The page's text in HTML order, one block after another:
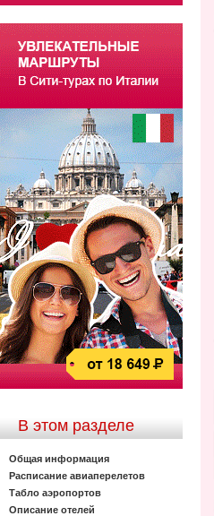
В этом разделе
Общая информация
Расписание авиаперелетов
Табло аэропортов
Описание отелей